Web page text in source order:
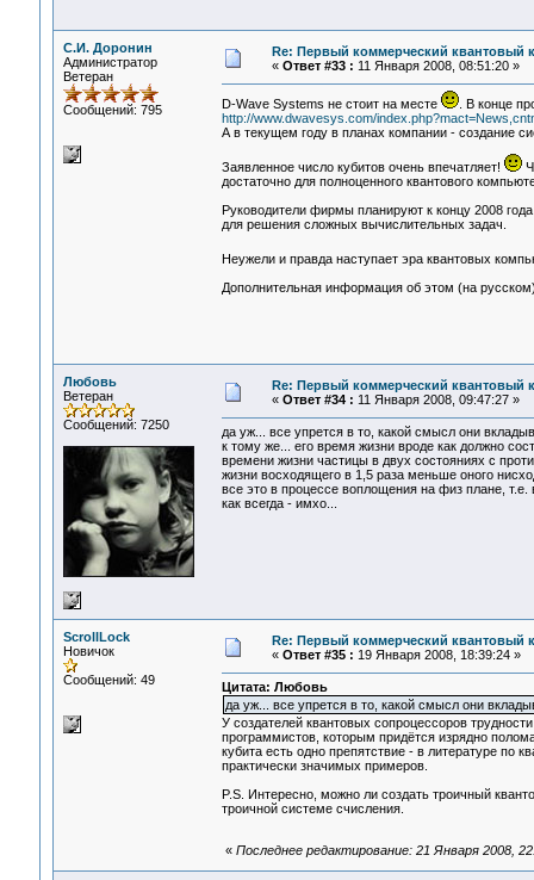
С.И. Доронин
Администратор
Ветеран
Сообщений: 795
Re: Первый коммерческий квантовый
« Ответ #33 : 11 Января 2008, 08:51:20 »
D-Wave Systems не стоит на месте
. В конце
http://www.dwavesys.com/
А в текущем году в планах компании - создание
Заявленное число кубитов очень впечатляет!
достаточно для полноценного квантового
Руководители фирмы планируют к концу 2008
для решения сложных вычислительных задач.
Неужели и правда наступает эра квантовых
Дополнительная информация об этом (на
Любовь
Ветеран
Сообщений: 7250
Re: Первый коммерческий квантовый
« Ответ #34 : 11 Января 2008, 09:47:27 »
да уж... все упрется в то, какой смысл они
к тому же... его время жизни вроде как должно
времени жизни частицы в двух состояниях с
жизни восходящего в 1,5 раза меньше оного
все это в процессе воплощения на физ плане,
как всегда - имхо...
ScrollLock
Новичок
Сообщений: 49
Re: Первый коммерческий квантовый
« Ответ #35 : 19 Января 2008, 18:39:24 »
Цитата: Любовь
да уж... все упрется в то, какой смысл они
У создателей квантовых сопроцессоров
программистов, которым придётся изрядно
кубита есть одно препятствие - в литературе
практически значимых примеров.
P.S. Интересно, можно ли создать троичный
троичной системе счисления.
« Последнее редактирование: 21 Января 2008,